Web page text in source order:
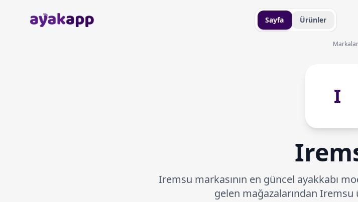
Anasayfa Sayfa Ürünler
Markalar
I
Iremsu markasının en güncel ayakkabı
gelen mağazalarından Iremsu